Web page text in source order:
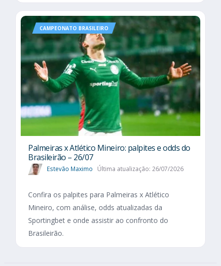
CAMPEONATO BRASILEIRO
Palmeiras x Atlético Mineiro: palpites e odds do
Brasileirão – 26/07
Estevão Maximo Última atualização: 26/07/2026
Confira os palpites para Palmeiras x Atlético
Mineiro, com análise, odds atualizadas da
Sportingbet e onde assistir ao confronto do
Brasileirão.